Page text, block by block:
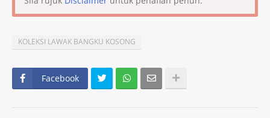
KOLEKSI LAWAK BANGKU KOSONG
Facebook